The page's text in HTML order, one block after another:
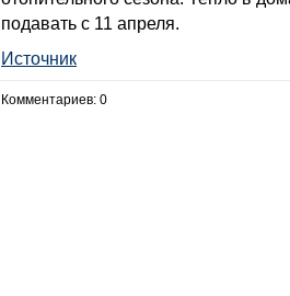
подавать с 11 апреля.
Источник
Комментариев: 0